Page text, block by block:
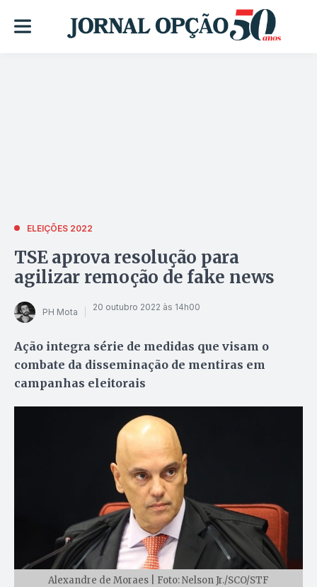
ELEIÇÕES 2022
TSE aprova resolução para
agilizar remoção de fake news
PH Mota 20 outubro 2022 às 14h00
Ação integra série de medidas que visam o
combate da disseminação de mentiras em
campanhas eleitorais
Alexandre de Moraes | Foto: Nelson Jr./SCO/STF